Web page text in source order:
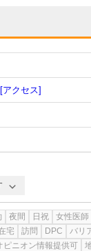
[アクセス]
夜間 日祝 女性医師
宅 訪問 DPC バリ
ピニオン情報提供可